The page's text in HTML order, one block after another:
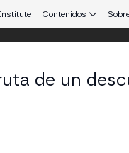
Contenidos
de un